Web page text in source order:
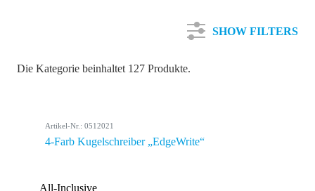
SHOW FILTERS
Farbe
Die Kategorie beinhaltet 127 Produkte.
Artikel-Nr.: 0512021
4-Farb Kugelschreiber „EdgeWrite“
All-Inclusive